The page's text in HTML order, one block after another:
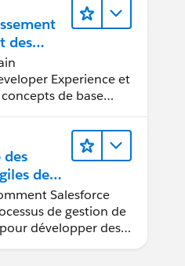
des
Experience et
de base
des
de
Salesforce
de gestion de
développer des